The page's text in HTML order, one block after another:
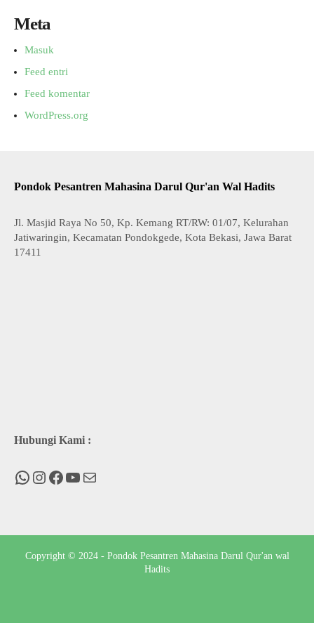
Meta
Masuk
Feed entri
Feed komentar
WordPress.org
Pondok Pesantren Mahasina Darul Qur'an Wal Hadits
Jl. Masjid Raya No 50, Kp. Kemang RT/RW: 01/07, Kelurahan
Jatiwaringin, Kecamatan Pondokgede, Kota Bekasi, Jawa Barat
17411
Hubungi Kami :
WhatsApp
Instagram
Facebook
You Tube
Mail
Copyright © 2024 - Pondok Pesantren Mahasina Darul Qur'an wal
Hadits